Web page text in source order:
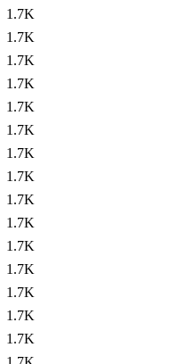
1.7K
1.7K
1.7K
1.7K
1.7K
1.7K
1.7K
1.7K
1.7K
1.7K
1.7K
1.7K
1.7K
1.7K
1.7K